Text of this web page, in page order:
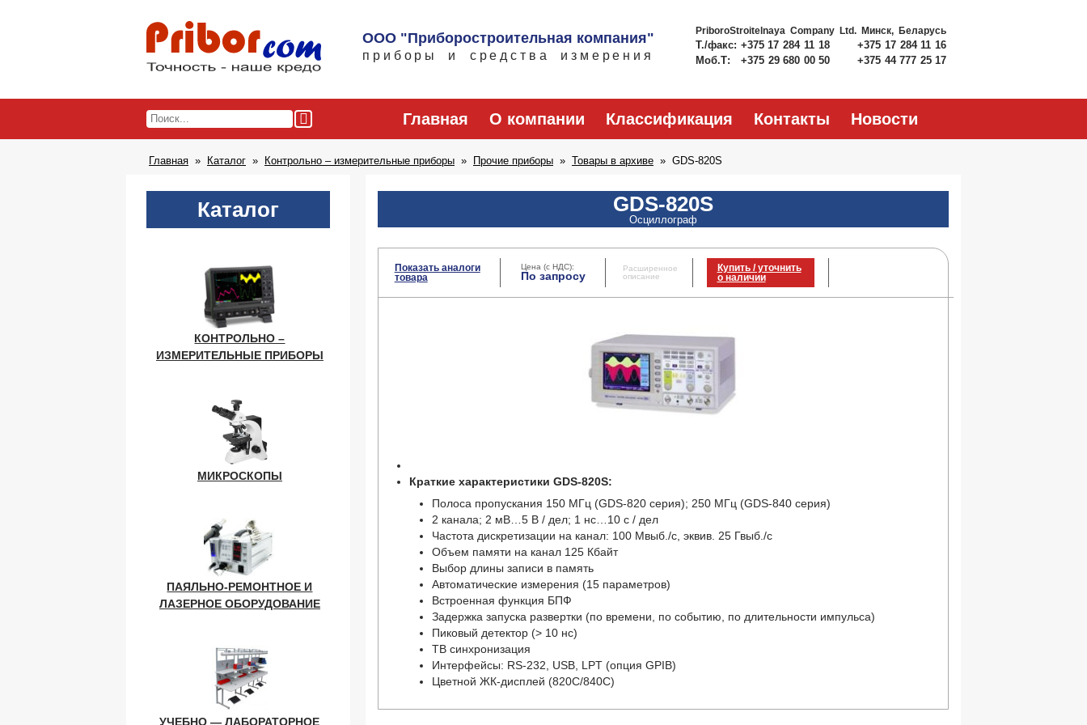
ООО "Приборостроительная компания"
приборы и средства измерения
PriboroStroitelnaya Company Ltd. Минск, Беларусь
Т./факс: +375 17 284 11 18
+375 17 284 11 16
Моб.Т:
+375 29 680 00 50 +375 44 777 25 17
Главная О компании Классификация Контакты Новости
Главная Каталог Контрольно – измерительные приборы Прочие приборы Товары в архиве GDS-820S
Каталог
КОНТРОЛЬНО –
ИЗМЕРИТЕЛЬНЫЕ ПРИБОРЫ
МИКРОСКОПЫ
ПАЯЛЬНО-РЕМОНТНОЕ И
ЛАЗЕРНОЕ ОБОРУДОВАНИЕ
УЧЕБНО — ЛАБОРАТОРНОЕ
GDS-820S
Осциллограф
Показать аналоги
товара
Цена (с НДС):
По запросу
Расширенное
описание
Купить / уточнить
о наличии
Краткие характеристики GDS-820S:
Полоса пропускания 150 МГц (GDS-820 серия); 250 МГц (GDS-840 серия)
2 канала; 2 мВ…5 В / дел; 1 нс…10 с / дел
Частота дискретизации на канал: 100 Мвыб./с, эквив. 25 Гвыб./с
Объем памяти на канал 125 Кбайт
Выбор длины записи в память
Автоматические измерения (15 параметров)
Встроенная функция БПФ
Задержка запуска развертки (по времени, по событию, по длительности импульса)
Пиковый детектор (> 10 нс)
ТВ синхронизация
Интерфейсы: RS-232, USB, LPT (опция GPIB)
Цветной ЖК-дисплей (820С/840С)